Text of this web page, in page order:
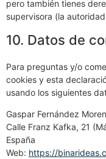
pero también tienes
supervisora (la
10. Datos de
Para preguntas y/o
cookies y esta
usando los siguientes
Gaspar Fernández
Calle Franz Kafka, 21
España
Web: https://